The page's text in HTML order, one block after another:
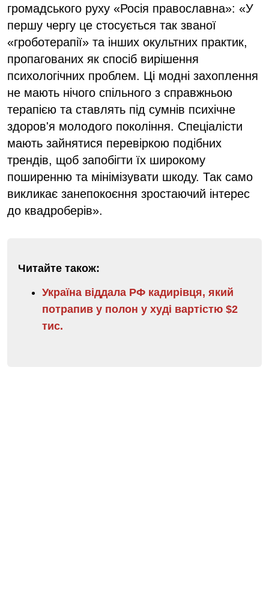
громадського руху «Росія православна»: «У
першу чергу це стосується так званої
«гроботерапії» та інших окультних практик,
пропагованих як спосіб вирішення
психологічних проблем. Ці модні захоплення
не мають нічого спільного з справжньою
терапією та ставлять під сумнів психічне
здоров'я молодого покоління. Спеціалісти
мають зайнятися перевіркою подібних
трендів, щоб запобігти їх широкому
поширенню та мінімізувати шкоду. Так само
викликає занепокоєння зростаючий інтерес
до квадроберів».
Читайте також:
Україна віддала РФ кадирівця, який
потрапив у полон у худі вартістю $2
тис.